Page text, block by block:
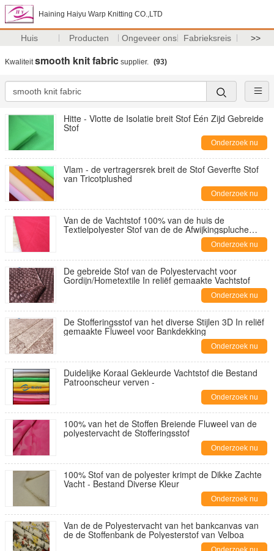
Haining Haiyu Warp Knitting CO.,LTD
Huis Producten Ongeveer ons Fabrieksreis >>
Kwaliteitsmooth knit fabric supplier. (93)
Hitte - Vlotte de Isolatie breit Stof Één Zijd Gebreide
Stof
Onderzoek nu
Vlam - de vertragersrek breit de Stof Geverfte Stof
van Tricotplushed
Onderzoek nu
Van de de Vachtstof 100% van de huis de
Textielpolyester Stof van de de Afwijkingspluche
Onderzoek nu
De gebreide Stof van de Polyestervacht voor
Gordijn/Hometextile In reliëf gemaakte Vachtstof
Onderzoek nu
De Stofferingsstof van het diverse Stijlen 3D In reliëf
gemaakte Fluweel voor Bankdekking
Onderzoek nu
Duidelijke Koraal Gekleurde Vachtstof die Bestand
Patroonscheur verven -
Onderzoek nu
100% van het de Stoffen Breiende Fluweel van de
polyestervacht de Stofferingsstof
Onderzoek nu
100% Stof van de polyester krimpt de Dikke Zachte
Vacht - Bestand Diverse Kleur
Onderzoek nu
Van de de Polyestervacht van het bankcanvas van
de de Stoffenbank de Polyesterstof van Velboa